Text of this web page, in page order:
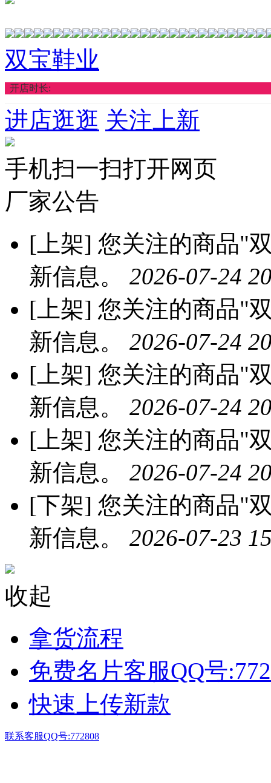
双宝鞋业
开店时长:
进店逛逛 关注上新
手机扫一扫打开网页
厂家公告
[上架] 您关注的商品"
新信息。 2026-07-24
[上架] 您关注的商品"
新信息。 2026-07-24
[上架] 您关注的商品"
新信息。 2026-07-24
[上架] 您关注的商品"
新信息。 2026-07-24
[下架] 您关注的商品"
新信息。 2026-07-23
收起
拿货流程
免费名片客服QQ号
快速上传新款
联系客服QQ号:772808